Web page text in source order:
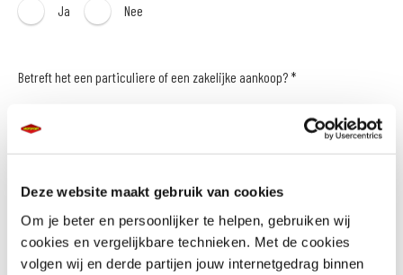
Deze website maakt gebruik van cookies
Om je beter en persoonlijker te helpen, gebruiken wij
cookies en vergelijkbare technieken. Met de cookies
volgen wij en derde partijen jouw internetgedrag binnen
Ja Nee
Betreft het een particuliere of een zakelijke aankoop? *